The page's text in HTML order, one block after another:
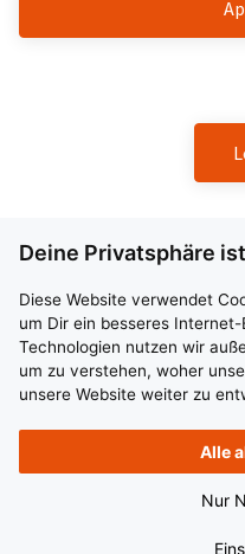
Deine Privatsphäre
Diese Website verwendet
um Dir ein besseres
Technologien nutzen wir
um zu verstehen, woher
unsere Website weiter zu
Alle
Nur
Kraftfahrer (m/w/d) in
33829 Borgholzhausen
Du willst tagsüber
Fahrer (m/w/d) für unsere
© 2026 BplusZ